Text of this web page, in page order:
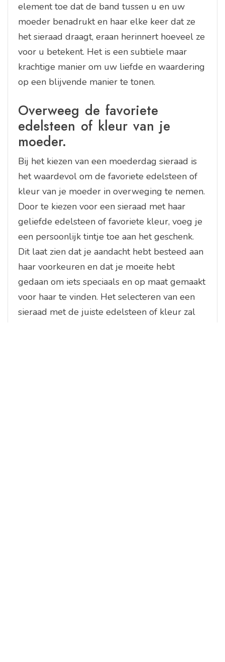
element toe dat de band tussen u en uw
moeder benadrukt en haar elke keer dat ze
het sieraad draagt, eraan herinnert hoeveel ze
voor u betekent. Het is een subtiele maar
krachtige manier om uw liefde en waardering
op een blijvende manier te tonen.
Overweeg de favoriete
edelsteen of kleur van je
moeder.
Bij het kiezen van een moederdag sieraad is
het waardevol om de favoriete edelsteen of
kleur van je moeder in overweging te nemen.
Door te kiezen voor een sieraad met haar
geliefde edelsteen of favoriete kleur, voeg je
een persoonlijk tintje toe aan het geschenk.
Dit laat zien dat je aandacht hebt besteed aan
haar voorkeuren en dat je moeite hebt
gedaan om iets speciaals en op maat gemaakt
voor haar te vinden. Het selecteren van een
sieraad met de juiste edelsteen of kleur zal